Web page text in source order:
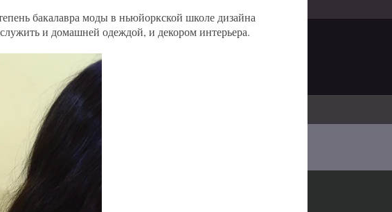
бакалавра моды в ньюйоркской школе дизайна
и домашней одеждой, и декором интерьера.